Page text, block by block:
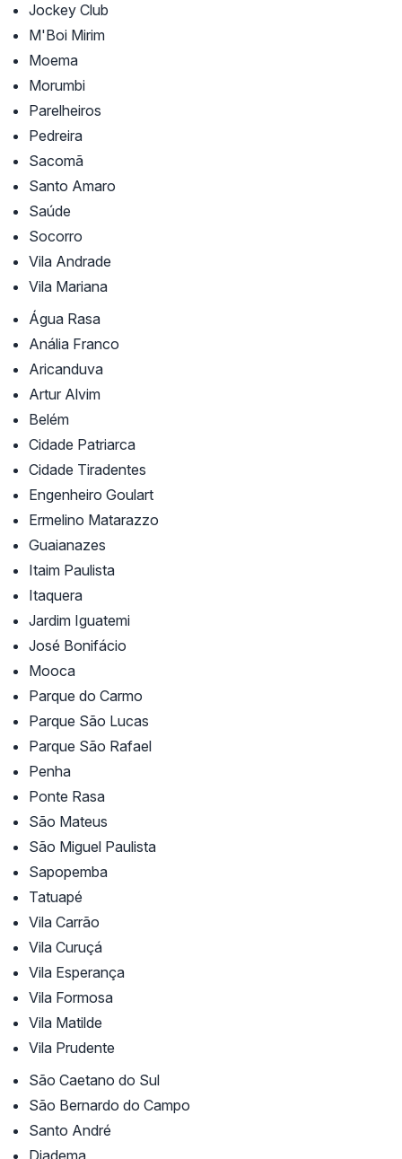
Jockey Club
M'Boi Mirim
Moema
Morumbi
Parelheiros
Pedreira
Sacomã
Santo Amaro
Saúde
Socorro
Vila Andrade
Vila Mariana
Água Rasa
Anália Franco
Aricanduva
Artur Alvim
Belém
Cidade Patriarca
Cidade Tiradentes
Engenheiro Goulart
Ermelino Matarazzo
Guaianazes
Itaim Paulista
Itaquera
Jardim Iguatemi
José Bonifácio
Mooca
Parque do Carmo
Parque São Lucas
Parque São Rafael
Penha
Ponte Rasa
São Mateus
São Miguel Paulista
Sapopemba
Tatuapé
Vila Carrão
Vila Curuçá
Vila Esperança
Vila Formosa
Vila Matilde
Vila Prudente
São Caetano do Sul
São Bernardo do Campo
Santo André